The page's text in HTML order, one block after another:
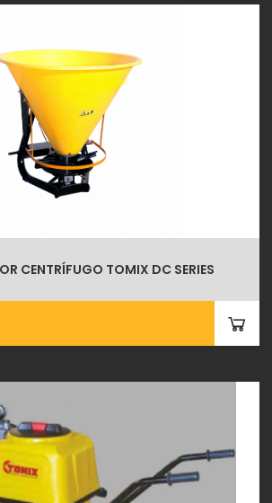
CENTRÍFUGO TOMIX DC SERIES